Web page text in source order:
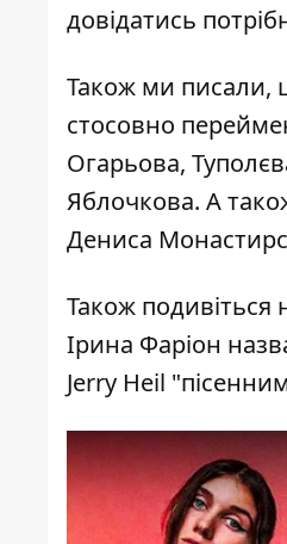
довідатись
Також ми писали,
стосовно
Огарьова,
Яблочкова. А
Дениса
Також подивіться
Ірина Фаріон
Jerry Heil